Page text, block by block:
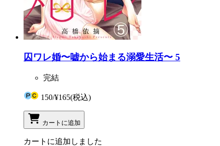
囚ワレ婚〜嘘から始まる溺愛生活〜 5
完結
150/¥165(税込)
カートに追加
カートに追加しました